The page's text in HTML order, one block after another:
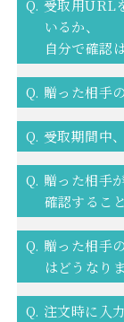
Q. 受取用URL
いるか、
自分で確認
Q. 贈った相手
Q. 受取期間中
Q. 贈った相手
確認するこ
Q. 贈った相手
はどうなり
Q. 注文時に入